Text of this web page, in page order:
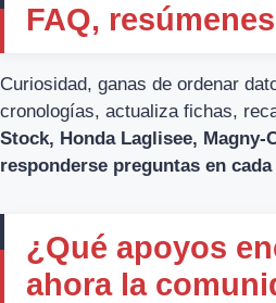
FAQ,
Curiosidad, ganas de ordenar
cronologías, actualiza fichas,
Stock, Honda Laglisee,
responderse preguntas en
¿Qué apoyos
ahora la